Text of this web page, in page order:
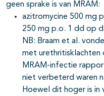
geen sprake is van MRAM:
azitromycine 500 mg
250 mg p.o. 1 dd op
NB: Braam et al.
met urethritisklachten
MRAM-infectie
niet verbeterd waren
Hoewel dit hoger is